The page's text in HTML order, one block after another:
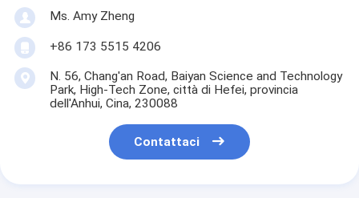
Ms. Amy Zheng
+86 173 5515 4206
N. 56, Chang'an Road, Baiyan Science and Technology
Park, High-Tech Zone, città di Hefei, provincia
dell'Anhui, Cina, 230088
Contattaci